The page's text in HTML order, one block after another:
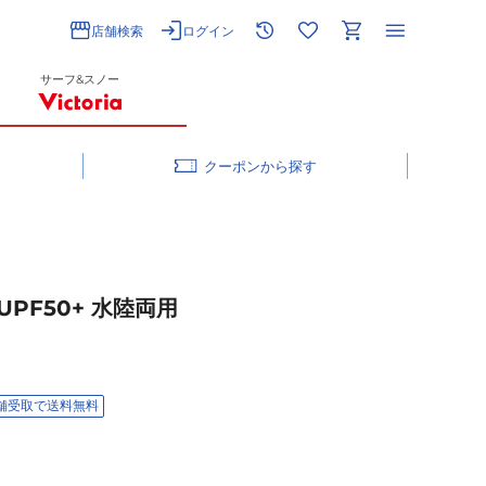
店舗検索 ログイン
サーフ&スノー
クーポン
水陸両用
受取で送料無料